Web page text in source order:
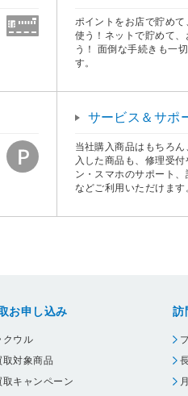
ポイントをお店で貯め
使う！ネットで貯めて、
う！ 面倒な手続きも一
す。
サービス＆サポ
当社購入商品はもちろ
入した商品も、修理受付
ン・スマホのサポート、
などご利用いただけます
お申し込み
クウル
取対象商品
取キャンペーン
訪